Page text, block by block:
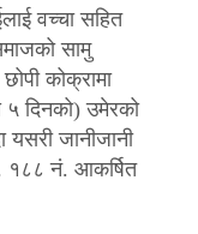
वच्चा सहित
सामु
कोक्रामा
दिनको) उमेरको
यसरी जानीजानी
१८८ नं. आकर्षित